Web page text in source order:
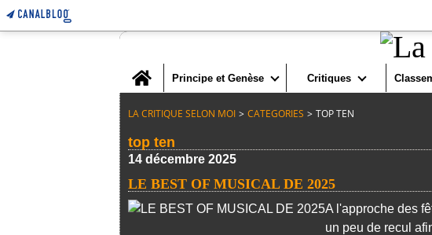
Home
Principe et Genèse Critiques
LA CRITIQUE SELON MOI > CATEGORIES > TOP TEN
top ten
14 décembre 2025
LE BEST OF MUSICAL DE 2025
A l'approche des
un peu de recul